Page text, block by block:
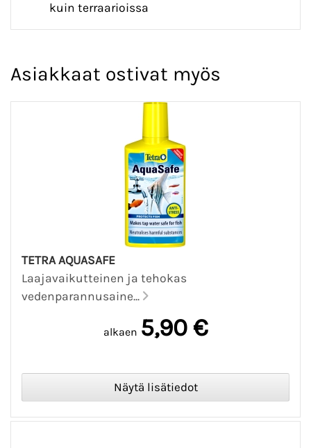
kuin terraarioissa
Asiakkaat ostivat myös
TETRA AQUASAFE
Laajavaikutteinen ja tehokas
vedenparannusaine...
alkaen 5,90 €